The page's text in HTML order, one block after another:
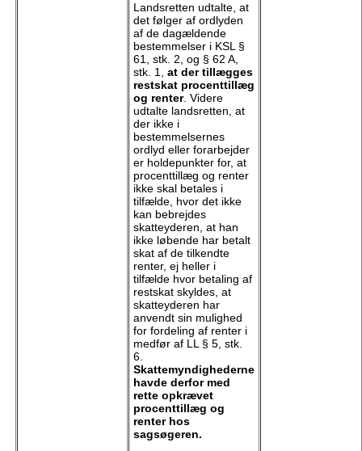
Landsretten udtalte, at
det følger af ordlyden
af de dagældende
bestemmelser i KSL §
61, stk. 2, og § 62 A,
stk. 1, at der tillægges
restskat procenttillæg
og renter. Videre
udtalte landsretten, at
der ikke i
bestemmelsernes
ordlyd eller forarbejder
er holdepunkter for, at
procenttillæg og renter
ikke skal betales i
tilfælde, hvor det ikke
kan bebrejdes
skatteyderen, at han
ikke løbende har betalt
skat af de tilkendte
renter, ej heller i
tilfælde hvor betaling af
restskat skyldes, at
skatteyderen har
anvendt sin mulighed
for fordeling af renter i
medfør af LL § 5, stk.
6.
Skattemyndighederne
havde derfor med
rette opkrævet
procenttillæg og
renter hos
sagsøgeren.